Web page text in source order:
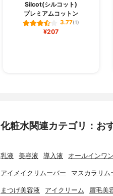
Silcot(シルコット)
プレミアムコットン
3.77(1)
¥207
化粧水関連カテゴリ：お
乳液 美容液 導入液 オールインワ
アイメイクリムーバー マスカラリム
まつげ美容液 アイクリーム 眉毛美